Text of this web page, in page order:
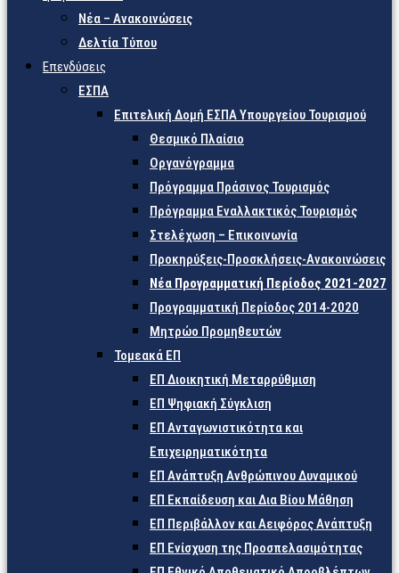
Νέα – Ανακοινώσεις
Δελτία Τύπου
Επενδύσεις
ΕΣΠΑ
Επιτελική Δομή ΕΣΠΑ Υπουργείου Τουρισμού
Θεσμικό Πλαίσιο
Οργανόγραμμα
Πρόγραμμα Πράσινος Τουρισμός
Πρόγραμμα Εναλλακτικός Τουρισμός
Στελέχωση – Επικοινωνία
Προκηρύξεις-Προσκλήσεις-Ανακοινώσεις
Νέα Προγραμματική Περίοδος 2021-2027
Προγραμματική Περίοδος 2014-2020
Μητρώο Προμηθευτών
Τομεακά ΕΠ
ΕΠ Διοικητική Μεταρρύθμιση
ΕΠ Ψηφιακή Σύγκλιση
ΕΠ Ανταγωνιστικότητα και
Επιχειρηματικότητα
ΕΠ Ανάπτυξη Ανθρώπινου Δυναμικού
ΕΠ Εκπαίδευση και Δια Βίου Μάθηση
ΕΠ Περιβάλλον και Αειφόρος Ανάπτυξη
ΕΠ Ενίσχυση της Προσπελασιμότητας